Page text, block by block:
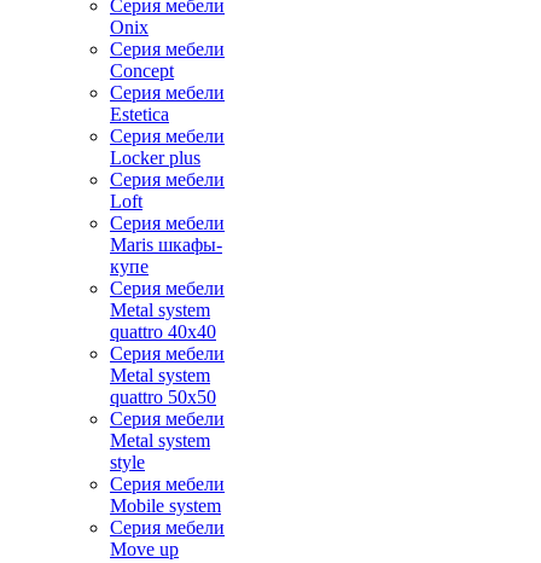
Серия мебели
Onix
Серия мебели
Concept
Серия мебели
Estetica
Серия мебели
Locker plus
Серия мебели
Loft
Серия мебели
Maris шкафы-
купе
Серия мебели
Metal system
quattro 40x40
Серия мебели
Metal system
quattro 50x50
Серия мебели
Metal system
style
Серия мебели
Mobile system
Серия мебели
Move up